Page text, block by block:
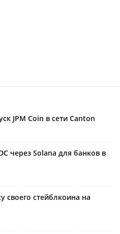
JPM Coin в сети Canton
через Solana для банков в
своего стейблкоина на